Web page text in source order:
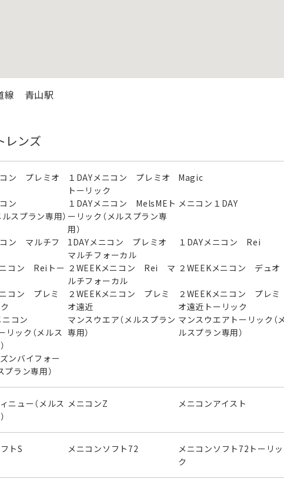
線 青山駅
レンズ
コン プレミオ
１DAYメニコン プレミオ
トーリック
Magic
コン
スプラン専用）
１DAYメニコン MelsMEト
ーリック（メルスプラン専
用）
メニコン１DAY
コン マルチフ
1DAYメニコン プレミオ
マルチフォーカル
１DAYメニコン Rei
ニコン Reiトー ２WEEKメニコン Rei マ
ルチフォーカル
２WEEKメニコン デュオ
コン プレミ
２WEEKメニコン プレミ
オ遠近
２WEEKメニコン プレミ
オ遠近トーリック
ニコン
リック（メルス
マンスウエア（メルスプラン
専用）
マンスウエアトーリック（
ルスプラン専用）
ンバイフォー
プラン専用）
ニュー（メルス メニコンZ メニコンアイスト
トS メニコンソフト72
メニコンソフト72トーリッ
ク